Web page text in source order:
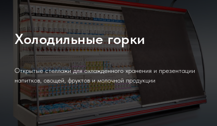
Холодильные горки
Открытые стеллажи для охлаждённого хранения и презентации
напитков, овощей, фруктов и молочной продукции